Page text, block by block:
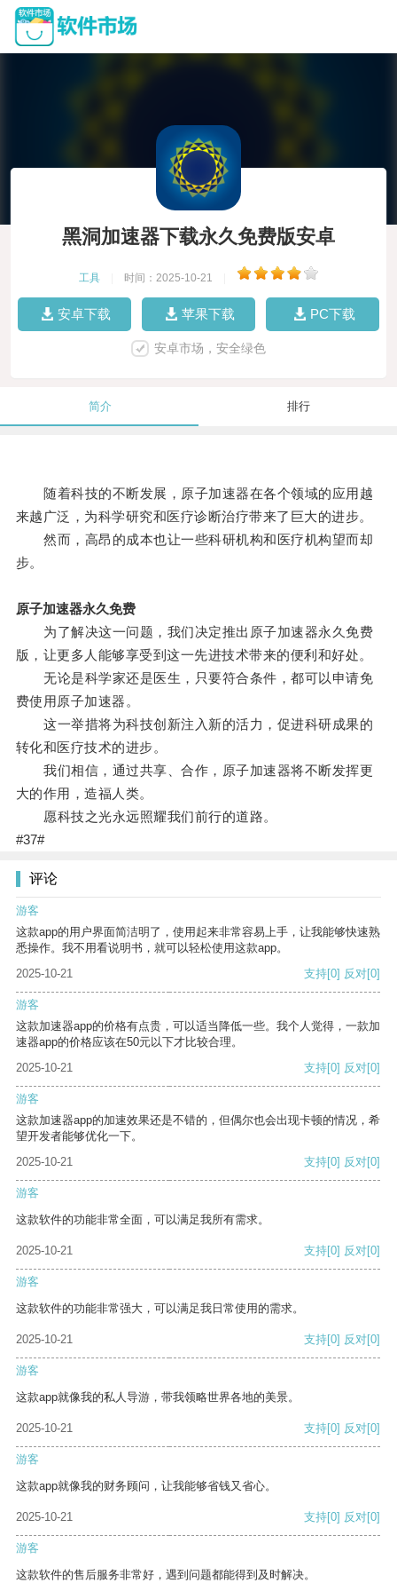
黑洞加速器下载永久免费版安卓
工具 时间：2025-10-21
安卓下载 苹果下载 PC下载
安卓市场，安全绿色
简介 排行
随着科技的不断发展，原子加速器在各个领域的应用越
来越广泛，为科学研究和医疗诊断治疗带来了巨大的进步。
然而，高昂的成本也让一些科研机构和医疗机构望而却
步。
原子加速器永久免费
为了解决这一问题，我们决定推出原子加速器永久免费
版，让更多人能够享受到这一先进技术带来的便利和好处。
无论是科学家还是医生，只要符合条件，都可以申请免
费使用原子加速器。
这一举措将为科技创新注入新的活力，促进科研成果的
转化和医疗技术的进步。
我们相信，通过共享、合作，原子加速器将不断发挥更
大的作用，造福人类。
愿科技之光永远照耀我们前行的道路。
#37#
评论
游客
这款app的用户界面简洁明了，使用起来非常容易上手，让我能够快速熟
悉操作。我不用看说明书，就可以轻松使用这款app。
2025-10-21
支持[0] 反对[0]
游客
这款加速器app的价格有点贵，可以适当降低一些。我个人觉得，一款加
速器app的价格应该在50元以下才比较合理。
2025-10-21
支持[0] 反对[0]
游客
这款加速器app的加速效果还是不错的，但偶尔也会出现卡顿的情况，希
望开发者能够优化一下。
2025-10-21
支持[0] 反对[0]
游客
这款软件的功能非常全面，可以满足我所有需求。
2025-10-21 支持[0] 反对[0]
游客
这款软件的功能非常强大，可以满足我日常使用的需求。
2025-10-21 支持[0] 反对[0]
游客
这款app就像我的私人导游，带我领略世界各地的美景。
2025-10-21 支持[0] 反对[0]
游客
这款app就像我的财务顾问，让我能够省钱又省心。
2025-10-21 支持[0] 反对[0]
游客
这款软件的售后服务非常好，遇到问题都能得到及时解决。